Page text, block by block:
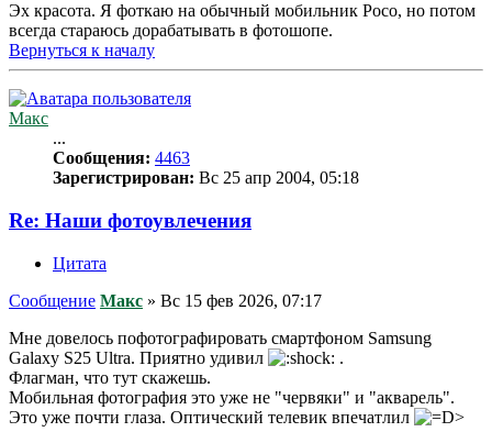
Эх красота. Я фоткаю на обычный мобильник Poco, но потом
всегда стараюсь дорабатывать в фотошопе.
Вернуться к началу
Макс
...
Сообщения: 4463
Зарегистрирован: Вс 25 апр 2004, 05:18
Re: Наши фотоувлечения
Цитата
Сообщение Макс » Вс 15 фев 2026, 07:17
Мне довелось пофотографировать смартфоном Samsung
Galaxy S25 Ultra. Приятно удивил
.
Флагман, что тут скажешь.
Мобильная фотография это уже не "червяки" и "акварель".
Это уже почти глаза. Оптический телевик впечатлил